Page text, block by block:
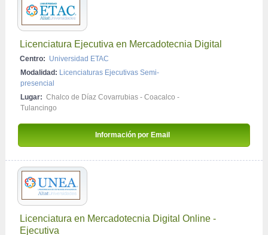
Licenciatura Ejecutiva en Mercadotecnia Digital
Centro: Universidad ETAC
Modalidad: Licenciaturas Ejecutivas Semi-
presencial
Lugar: Chalco de Díaz Covarrubias- Coacalco -
Tulancingo
Información por Email
Licenciatura en Mercadotecnia Digital Online -
Ejecutiva